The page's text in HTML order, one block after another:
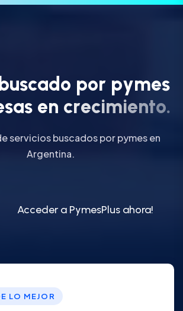
buscado por pymes
sas en crecimiento.
servicios buscados por pymes en
Argentina.
Acceder a PymesPlus ahora!
LO MEJOR